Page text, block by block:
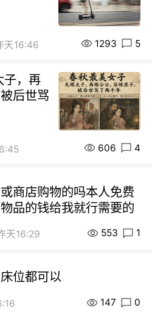
天16:46 1293 5
子，再
后世骂
606 4
商店购物的吗本人免费
品的钱给我就行需要的
天16:29 553 1
位都可以
147 0